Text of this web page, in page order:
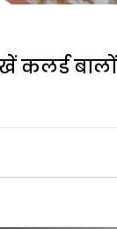
कलर्ड बालों